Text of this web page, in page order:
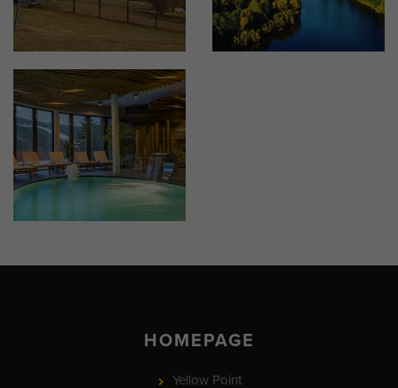
HOMEPAGE
Yellow Point